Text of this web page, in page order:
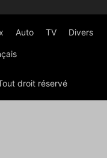
Auto TV Divers
droit réservé